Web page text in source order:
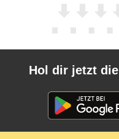
Hol dir jetzt die